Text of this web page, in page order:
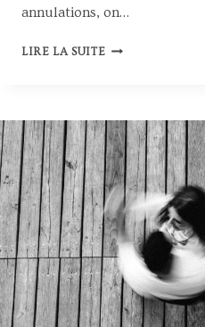
N
R
E
annulations, on…
LIRE LA SUITEM
A
G
E
À
L
A
C
A
T
H
É